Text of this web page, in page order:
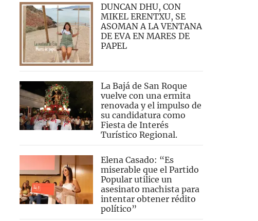
DUNCAN DHU, CON
MIKEL ERENTXU, SE
ASOMAN A LA VENTANA
DE EVA EN MARES DE
PAPEL
La Bajá de San Roque
vuelve con una ermita
renovada y el impulso de
su candidatura como
Fiesta de Interés
Turístico Regional.
Elena Casado: “Es
miserable que el Partido
Popular utilice un
asesinato machista para
intentar obtener rédito
político”